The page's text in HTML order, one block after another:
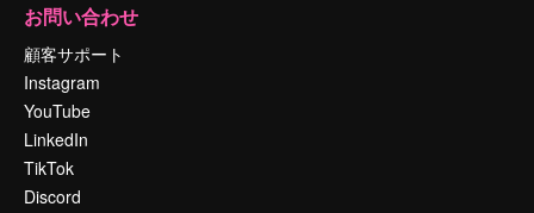
お問い合わせ
顧客サポート
Instagram
YouTube
LinkedIn
TikTok
Discord